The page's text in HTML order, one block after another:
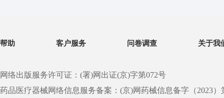
帮助 客户服务 问卷调查 关于我
网络出版服务许可证：(署)网出证(京)字第072号
药品医疗器械网络信息服务备案：(京)网药械信息备字（2023）